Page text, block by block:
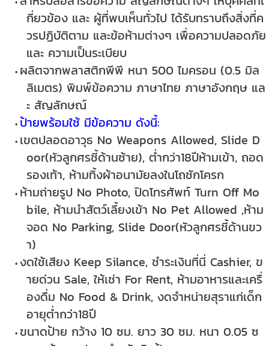
กี่ยวข้อง และ ผู้ที่พบเห็นทั่วไป ได้รับทราบถึงสิ่งที่ค
วรปฏิบัติตาม และข้อห้ามต่างๆ เพื่อความปลอดภัย
และ ความเป็นระเบียบ
ผลิตจากพลาสติกพีพี หนา 500 ไมครอน (0.5 มิล
ลิเมตร) พิมพ์ข้อความ ภาษาไทย ภาษาอังกฤษ แล
ะ สัญลักษณ์
ป้ายพร้อมใช้ มีข้อความ ดังนี้:
เขตปลอดอาวุธ No Weapons Allowed, Slide D
oor(หัวลูกศรชี้ด้านซ้าย), ต่ำกว่า18ปีห้ามเข้า, ถอด
รองเท้า, ห้ามทิ้งผ้าอนามัยลงในโถชักโครก
ห้ามถ่ายรูป No Photo, ปิดโทรศัพท์ Turn Off Mo
bile, ห้ามนำสัตว์เลี้ยงเข้า No Pet Allowed ,ห้าม
จอด No Parking, Slide Door(หัวลูกศรชี้ด้านขว
า)
งดใช้เสียง Keep Silance, ชำระเงินที่นี่ Cashier, ข
ายด่วน Sale, ให้เช่า For Rent, ห้ามอาหารและเครื่
องดื่ม No Food & Drink, งดจำหน่ายสุราแก่เด็ก
อายุต่ำกว่า18ปี
ขนาดป้าย กว้าง 10 ซม. ยาว 30 ซม. หนา 0.05 ซ